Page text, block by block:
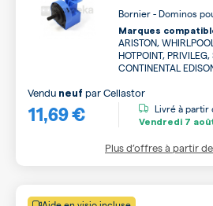
Bornier - Dominos
Marques
ARISTON,
HOTPOINT,
CONTINENTAL
11,69 €
Vendu neuf parCellastor
Livré à partir
Vendredi 7
Plus d’offres à partir de